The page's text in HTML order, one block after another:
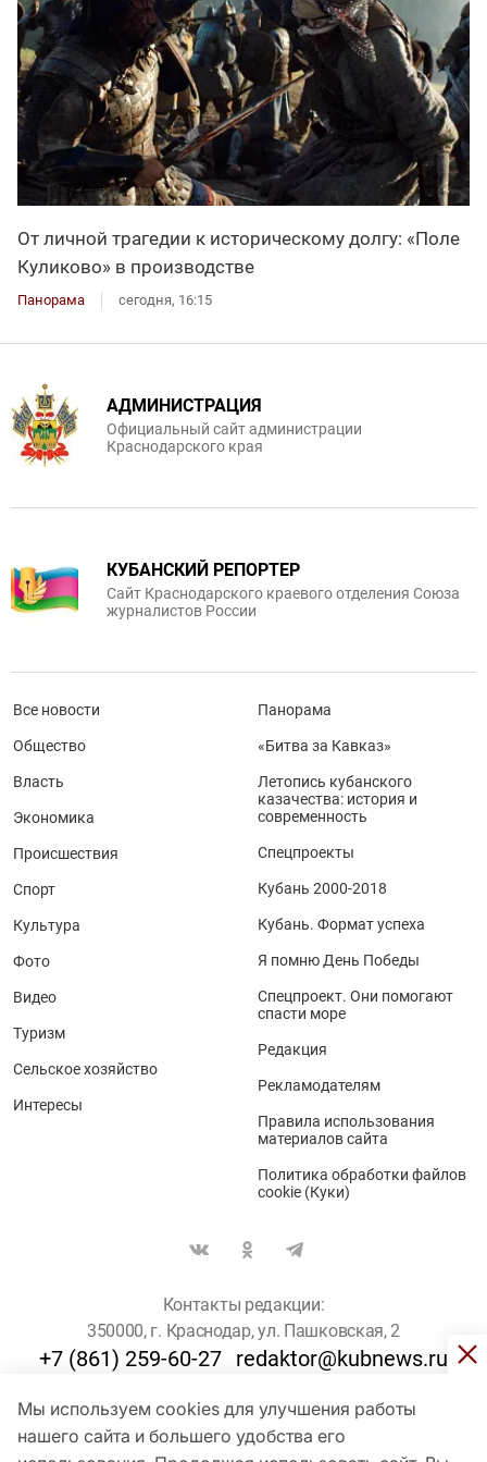
От личной трагедии к историческому долгу: «Поле
Куликово» в производстве
Панорама сегодня, 16:15
Мы используем cookies для улучшения работы
нашего сайта и большего удобства его
АДМИНИСТРАЦИЯ
Официальный сайт администрации
Краснодарского края
КУБАНСКИЙ РЕПОРТЕР
Сайт Краснодарского краевого отделения Союза
журналистов России
Все новости
Общество
Власть
Экономика
Происшествия
Спорт
Культура
Фото
Видео
Туризм
Сельское хозяйство
Интересы
Панорама
«Битва за Кавказ»
Летопись кубанского
казачества: история и
современность
Спецпроекты
Кубань 2000-2018
Кубань. Формат успеха
Я помню День Победы
Спецпроект. Они помогают
спасти море
Редакция
Рекламодателям
Правила использования
материалов сайта
Политика обработки файлов
cookie (Куки)
Контакты редакции:
350000, г. Краснодар, ул. Пашковская, 2
+7 (861) 259-60-27 redaktor@kubnews.ru
Для пользователей старше 16 лет